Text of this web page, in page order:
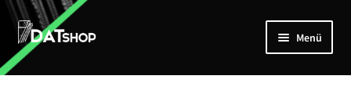
Zur
Navigation
springen
Zum
Inhalt
springen
Menü
Home